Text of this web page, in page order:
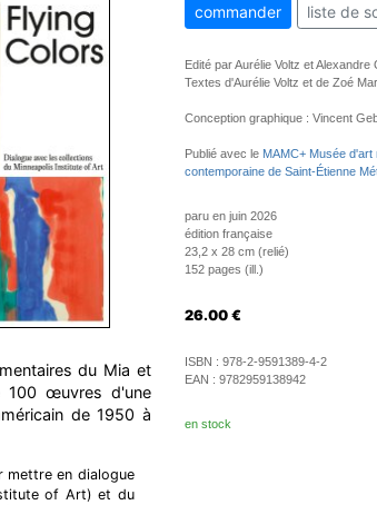
du Mia et
100 œuvres d'une
de 1950 à
mettre en dialogue
of Art) et du
commander liste de
Edité par Aurélie Voltz et Alexandre
Textes d'Aurélie Voltz et de Zoé
Conception graphique : Vincent
Publié avec le MAMC+ Musée d'art
contemporaine de Saint-Étienne
paru en juin 2026
édition française
23,2 x 28 cm (relié)
152 pages (ill.)
26.00 €
ISBN : 978-2-9591389-4-2
EAN : 9782959138942
en stock